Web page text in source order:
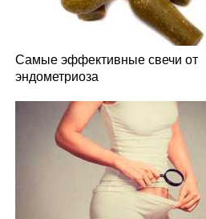
Самые эффективные свечи от
эндометриоза